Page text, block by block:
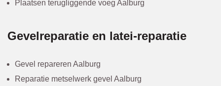
Plaatsen terugliggende voeg Aalburg
Gevelreparatie en latei-reparatie
Gevel repareren Aalburg
Reparatie metselwerk gevel Aalburg